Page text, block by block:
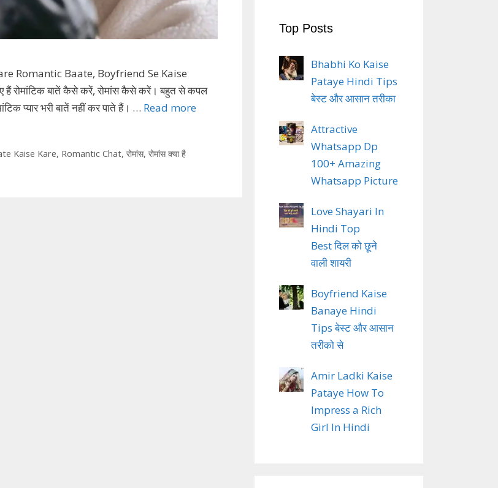
Romantic Baate, Boyfriend Se Kaise
बातें कैसे करें, रोमांस कैसे करें। बहुत से कपल
प्यार भरी बातें नहीं कर पाते हैं। … Read more
Kaise Kare, Romantic Chat, रोमांस, रोमांस क्या है
Top Posts
Bhabhi Ko Kaise
Pataye Hindi Tips
बेस्ट और आसान तरीका
Attractive
Whatsapp Dp
100+ Amazing
Whatsapp Picture
Love Shayari In
Hindi Top
Best दिल को छूने
वाली शायरी
Boyfriend Kaise
Banaye Hindi
Tips बेस्ट और आसान
तरीको से
Amir Ladki Kaise
Pataye How To
Impress a Rich
Girl In Hindi